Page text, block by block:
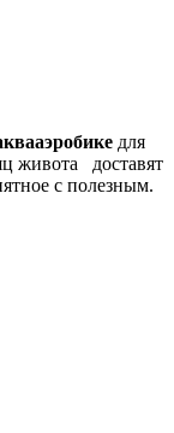
для
живота доставят
с полезным.